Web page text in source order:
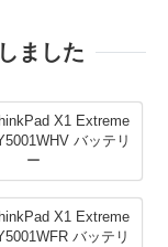
ました
X1 Extreme
バッテリ
ー
X1 Extreme
バッテリ